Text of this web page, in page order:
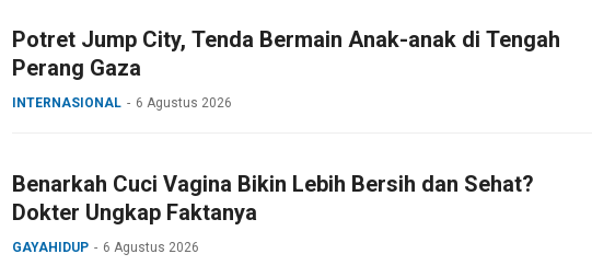
Potret Jump City, Tenda Bermain Anak-anak di Tengah
Perang Gaza
INTERNASIONAL 6 Agustus 2026
Benarkah Cuci Vagina Bikin Lebih Bersih dan Sehat?
Dokter Ungkap Faktanya
GAYAHIDUP 6 Agustus 2026